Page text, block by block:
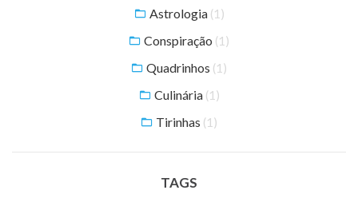
Astrologia (1)
Conspiração (1)
Quadrinhos (1)
Culinária (1)
Tirinhas (1)
TAGS